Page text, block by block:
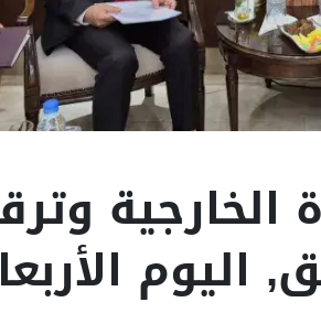
الخارجية
اليوم